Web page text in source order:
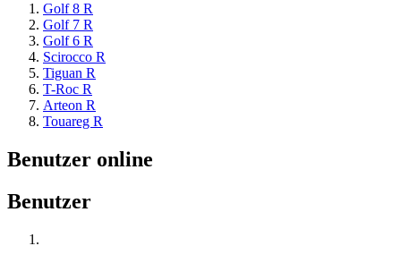
Golf 8 R
Golf 7 R
Golf 6 R
Scirocco R
Tiguan R
T-Roc R
Arteon R
Touareg R
Benutzer online
Benutzer